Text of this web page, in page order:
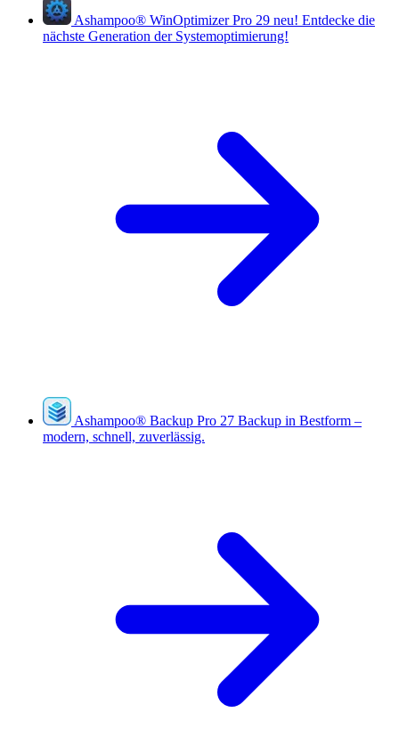
Ashampoo® WinOptimizer Pro 29 neu! Entdecke die
nächste Generation der Systemoptimierung!
Ashampoo® Backup Pro 27 Backup in Bestform –
modern, schnell, zuverlässig.